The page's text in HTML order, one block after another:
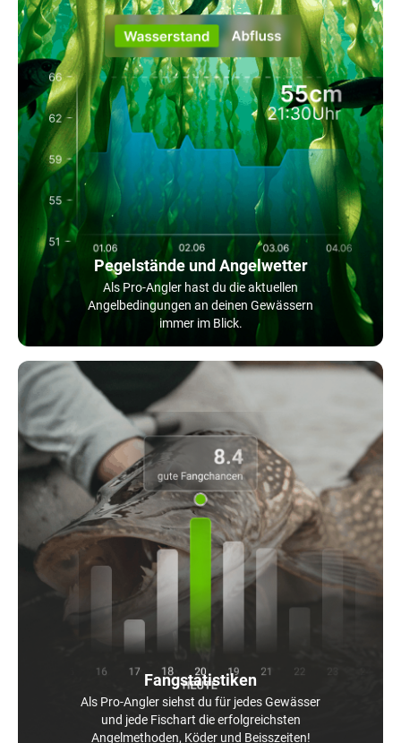
Pegelstände und Angelwetter
Als Pro-Angler hast du die aktuellen
Angelbedingungen an deinen Gewässern
immer im Blick.
Fangstatistiken
Als Pro-Angler siehst du für jedes Gewässer
und jede Fischart die erfolgreichsten
Angelmethoden, Köder und Beisszeiten!